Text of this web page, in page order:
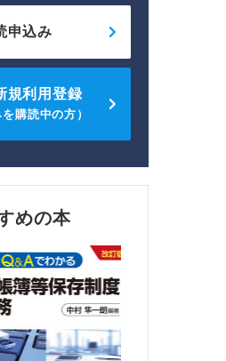
申込み
規利用登録
を購読中の方）
めの本